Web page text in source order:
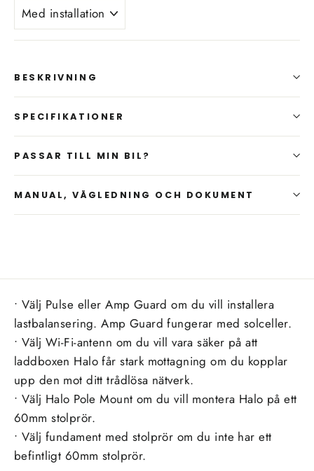
AV
BESKRIVNING
SPECIFIKATIONER
PASSAR TILL MIN BIL?
MANUAL, VÄGLEDNING OCH DOKUMENT
• Välj Pulse eller Amp Guard om du vill installera
lastbalansering. Amp Guard fungerar med solceller.
• Välj Wi-Fi-antenn om du vill vara säker på att
laddboxen Halo får stark mottagning om du kopplar
upp den mot ditt trådlösa nätverk.
• Välj Halo Pole Mount om du vill montera Halo på ett
60mm stolprör.
• Välj fundament med stolprör om du inte har ett
befintligt 60mm stolprör.